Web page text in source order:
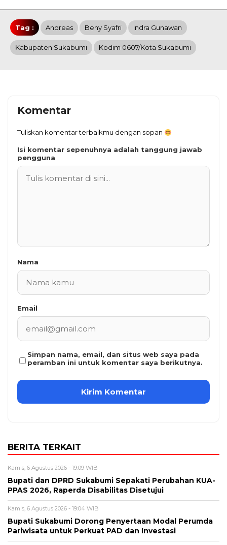
Tag : Andreas Beny Syafri Indra Gunawan
Kabupaten Sukabumi Kodim 0607/Kota Sukabumi
Komentar
Tuliskan komentar terbaikmu dengan sopan
Isi komentar sepenuhnya adalah tanggung jawab
pengguna
Nama
Email
Simpan nama, email, dan situs web saya pada
peramban ini untuk komentar saya berikutnya.
BERITA TERKAIT
Kamis, 6 Agustus 2026 - 19:09 WIB
Bupati dan DPRD Sukabumi Sepakati Perubahan KUA-
PPAS 2026, Raperda Disabilitas Disetujui
Kamis, 6 Agustus 2026 - 19:04 WIB
Bupati Sukabumi Dorong Penyertaan Modal Perumda
Pariwisata untuk Perkuat PAD dan Investasi